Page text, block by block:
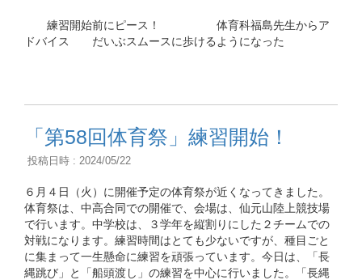
練習開始前にピース！ 体育科福島先生からア
ドバイス だいぶスムースに歩けるようになった
「第58回体育祭」練習開始！
投稿日時 : 2024/05/22
６月４日（火）に開催予定の体育祭が近くなってきました。
体育祭は、中高合同での開催で、会場は、仙元山陸上競技場
で行います。中学校は、３学年を縦割りにした２チームでの
対戦になります。練習時間はとても少ないですが、種目ごと
に集まって一生懸命に練習を頑張っています。今日は、「長
縄跳び」と「船頭渡し」の練習を中心に行いました。「長縄